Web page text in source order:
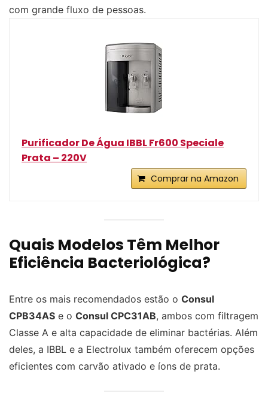
com grande fluxo de pessoas.
Purificador De Água IBBL Fr600 Speciale
Prata – 220V
Comprar na Amazon
Quais Modelos Têm Melhor
Eficiência Bacteriológica?
Entre os mais recomendados estão o Consul
CPB34AS e o Consul CPC31AB, ambos com filtragem
Classe A e alta capacidade de eliminar bactérias. Além
deles, a IBBL e a Electrolux também oferecem opções
eficientes com carvão ativado e íons de prata.